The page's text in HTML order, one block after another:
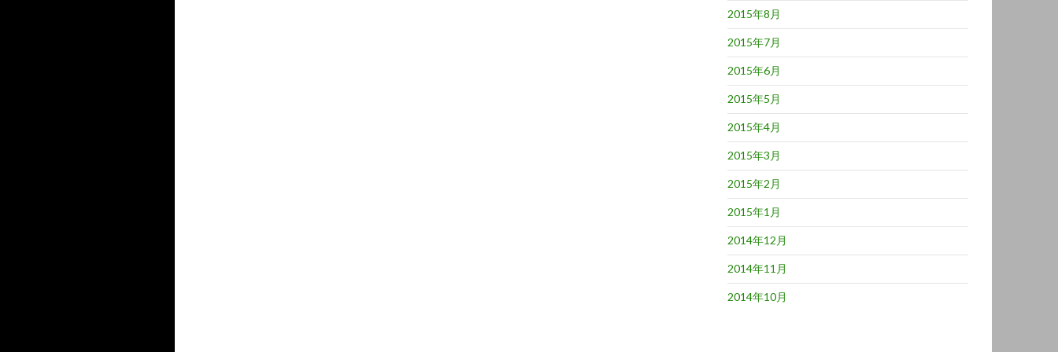
2015年8月
2015年7月
2015年6月
2015年5月
2015年4月
2015年3月
2015年2月
2015年1月
2014年12月
2014年11月
2014年10月